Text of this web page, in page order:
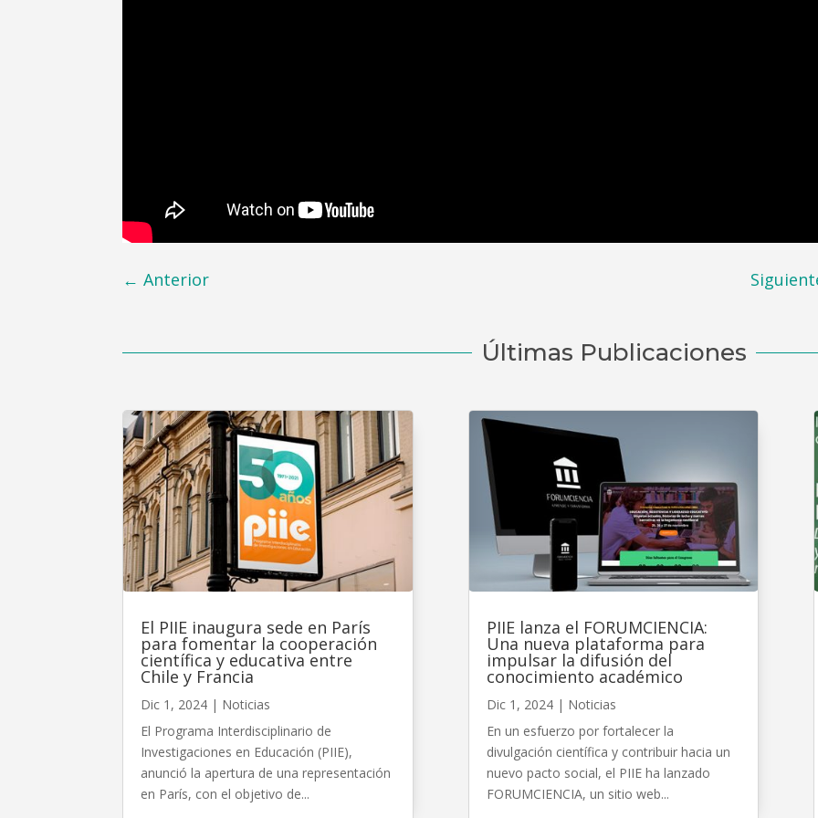
←Anterior
Últimas Publicaciones
El PIIE inaugura sede en París
para fomentar la cooperación
científica y educativa entre
Chile y Francia
Dic 1, 2024 | Noticias
El Programa Interdisciplinario de
Investigaciones en Educación (PIIE),
anunció la apertura de una representación
en París, con el objetivo de...
PIIE lanza el FORUMCIENCIA:
Una nueva plataforma para
impulsar la difusión del
conocimiento académico
Dic 1, 2024| Noticias
En un esfuerzo por fortalecer la
divulgación científica y contribuir hacia un
nuevo pacto social, el PIIE ha lanzado
FORUMCIENCIA, un sitio web...